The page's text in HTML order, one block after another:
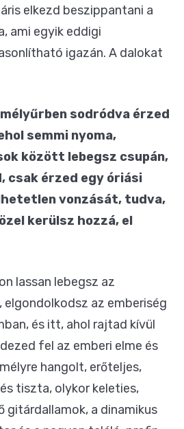
elkezd beszippantani a
ami egyik eddigi
igazán. A dalokat
sodródva érzed
semmi nyoma,
között lebegsz csupán,
csak érzed egy óriási
vonzását, tudva,
kerülsz hozzá, el
lassan lebegsz az
az emberiség
és itt, ahol rajtad kívül
fel az emberi elme és
hangolt, erőteljes,
tiszta, olykor keleties,
gitárdallamok, a dinamikus